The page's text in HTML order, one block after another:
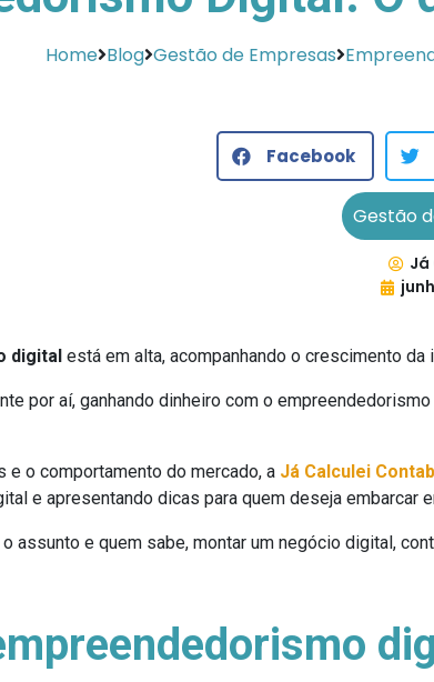
Home Blog Gestão de Empresas
Facebook
Gestão
Já
digital está em alta, acompanhando o crescimento
por aí, ganhando dinheiro com o
e o comportamento do mercado, a Já Calculei
e apresentando dicas para quem deseja embarcar
assunto e quem sabe, montar um negócio digital,